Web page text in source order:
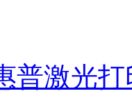
普激光